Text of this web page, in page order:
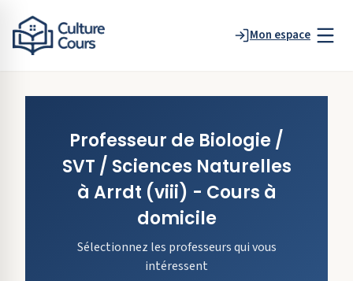
Mon espace
Professeur de Biologie /
SVT / Sciences Naturelles
à Arrdt (viii) - Cours à
domicile
Sélectionnez les professeurs qui vous
intéressent